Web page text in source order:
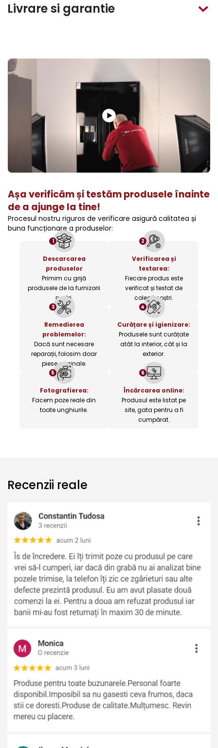
Livrare si garantie
Așa verificăm și testăm produsele înainte
de a ajunge la tine!
Procesul nostru riguros de verificare asigură calitatea și
buna funcționare a produselor:
1
Descarcarea
produselor
Primim cu grijă
produsele de la furnizorii
noștri.
2
Verificarea și
testarea:
Fiecare produs este
verificat și testat de
colegii noștri.
3
Remedierea
problemelor:
Dacă sunt necesare
reparații, folosim doar
piese originale.
4
Curățare și igienizare:
Produsele sunt curățate
atât la interior, cât și la
exterior.
5
Fotografierea:
Facem poze reale din
toate unghiurile.
6
Încărcarea online:
Produsul este listat pe
site, gata pentru a fi
cumpărat.
Recenzii reale